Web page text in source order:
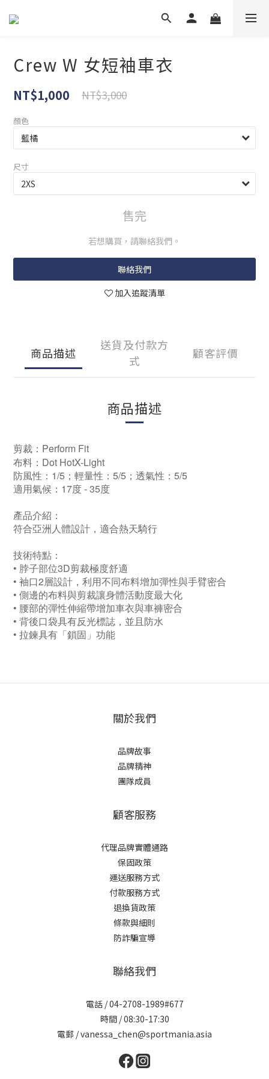
Crew W 女短袖車衣
NT$1,000 NT$3,000
顏色
尺寸
售完
若想購買，請聯絡我們。
聯絡我們
加入追蹤清單
商品描述
送貨及付款方
式
顧客評價
商品描述
剪裁：Perform Fit
布料：Dot HotX-Light
防風性：1/5；輕量性：5/5；透氣性：5/5
適用氣候：17度 - 35度
產品介紹：
符合亞洲人體設計，適合熱天騎行
技術特點：
• 脖子部位3D剪裁極度舒適
• 袖口2層設計，利用不同布料增加彈性與手臂密合
• 側邊的布料與剪裁讓身體活動度最大化
• 腰部的彈性伸縮帶增加車衣與車褲密合
• 背後口袋具有反光標誌，並且防水
• 拉鍊具有「鎖固」功能
關於我們
品牌故事
品牌精神
團隊成員
顧客服務
代理品牌實體通路
保固政策
運送服務方式
付款服務方式
退換貨政策
條款與細則
防詐騙宣導
聯絡我們
電話 / 04-2708-1989#677
時間 / 08:30-17:30
電郵 / vanessa_chen@sportmania.asia